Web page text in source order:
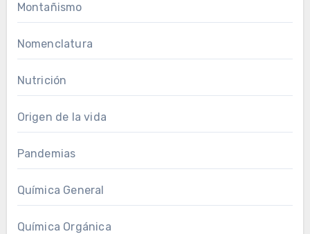
Montañismo
Nomenclatura
Nutrición
Origen de la vida
Pandemias
Química General
Química Orgánica